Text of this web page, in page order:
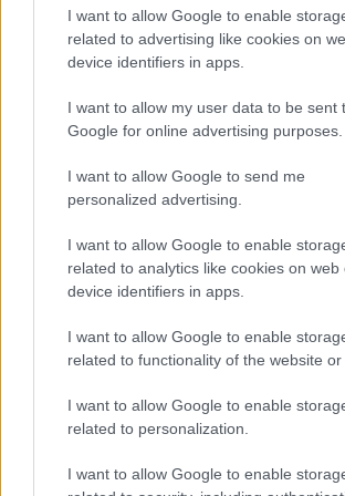
I want to allow Google to enable
related to advertising like cookies on
device identifiers in apps.
I want to allow my user data to be sent
Google for online advertising purposes.
I want to allow Google to send me
personalized advertising.
I want to allow Google to enable
related to analytics like cookies on web
device identifiers in apps.
I want to allow Google to enable
related to functionality of the website or
I want to allow Google to enable
related to personalization.
I want to allow Google to enable
ικανότητα στα 70
Πλούτωνας: Η ατμόσφαιρά
συρρικνώνεται καθώς
από τον Ήλιο